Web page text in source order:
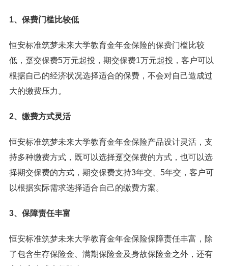
1、保费门槛比较低
恒安标准筑梦未来大学教育金年金保险的保费门槛比较
低，趸交保费5万元起投，期交保费1万元起投，客户可以
根据自己的经济状况选择适合的保费，不会对自己造成过
大的缴费压力。
2、缴费方式灵活
恒安标准筑梦未来大学教育金年金保险产品设计灵活，支
持多种缴费方式，既可以选择趸交保费的方式，也可以选
择期交保费的方式，期交保费支持3年交、5年交，客户可
以根据实际需求选择适合自己的缴费方案。
3、保障责任丰富
恒安标准筑梦未来大学教育金年金保险保障责任丰富，除
了包含生存保险金、满期保险金及身故保险金之外，还有